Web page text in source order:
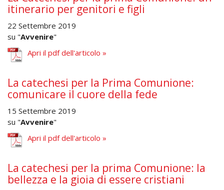
itinerario per genitori e figli
22 Settembre 2019
su "Avvenire"
Apri il pdf dell'articolo »
La catechesi per la Prima Comunione:
comunicare il cuore della fede
15 Settembre 2019
su "Avvenire"
Apri il pdf dell'articolo »
La catechesi per la prima Comunione: la
bellezza e la gioia di essere cristiani